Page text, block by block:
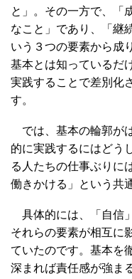
と」。その一方で、「
なこと」であり、「継
いう３つの要素から成
基本とは知っているだ
実践することで差別化
す。
では、基本の輪郭が
的に実践するにはどう
る人たちの仕事ぶりに
働きかける」という共
具体的には、「自信
それらの要素が相互に
ていたのです。基本を
深まれば責任感が強ま